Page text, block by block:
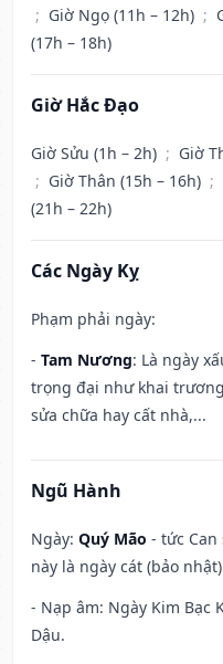
; Giờ Ngọ (11h – 12h) ;
(17h – 18h)
Giờ Hắc Đạo
Giờ Sửu (1h – 2h) ; Giờ
; Giờ Thân (15h – 16h) ;
(21h – 22h)
Các Ngày Kỵ
Phạm phải ngày:
- Tam Nương: Là ngày
trọng đại như khai
sửa chữa hay cất nhà,...
Ngũ Hành
Ngày: Quý Mão - tức Can
này là ngày cát (bảo
- Nạp âm: Ngày Kim Bạc
Dậu.